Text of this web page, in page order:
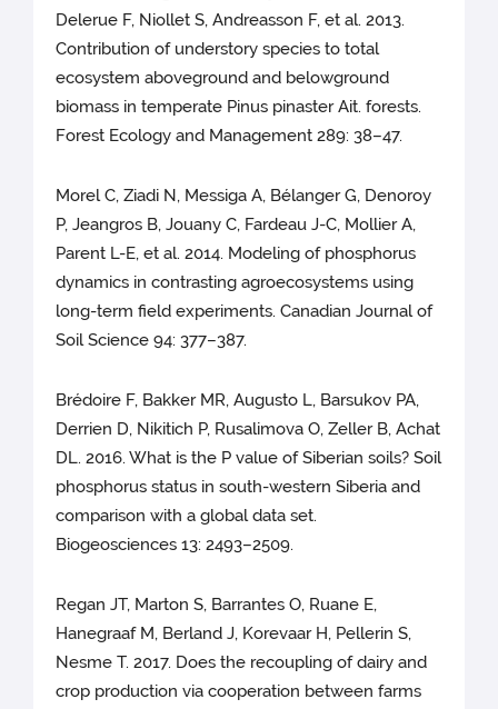
Delerue F, Niollet S, Andreasson F, et al. 2013.
Contribution of understory species to total
ecosystem aboveground and belowground
biomass in temperate Pinus pinaster Ait. forests.
Forest Ecology and Management 289: 38–47.
Morel C, Ziadi N, Messiga A, Bélanger G, Denoroy
P, Jeangros B, Jouany C, Fardeau J-C, Mollier A,
Parent L-E, et al. 2014. Modeling of phosphorus
dynamics in contrasting agroecosystems using
long-term field experiments. Canadian Journal of
Soil Science 94: 377–387.
Brédoire F, Bakker MR, Augusto L, Barsukov PA,
Derrien D, Nikitich P, Rusalimova O, Zeller B, Achat
DL. 2016. What is the P value of Siberian soils? Soil
phosphorus status in south-western Siberia and
comparison with a global data set.
Biogeosciences 13: 2493–2509.
Regan JT, Marton S, Barrantes O, Ruane E,
Hanegraaf M, Berland J, Korevaar H, Pellerin S,
Nesme T. 2017. Does the recoupling of dairy and
crop production via cooperation between farms